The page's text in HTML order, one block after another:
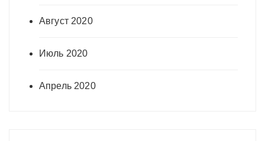
Август 2020
Июль 2020
Апрель 2020